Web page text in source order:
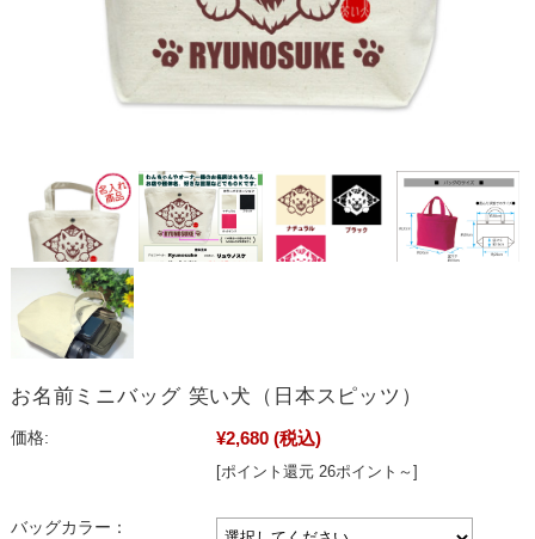
お名前ミニバッグ 笑い犬（日本スピッツ）
価格: ¥2,680 (税込)
[ポイント還元 26ポイント～]
バッグカラー：